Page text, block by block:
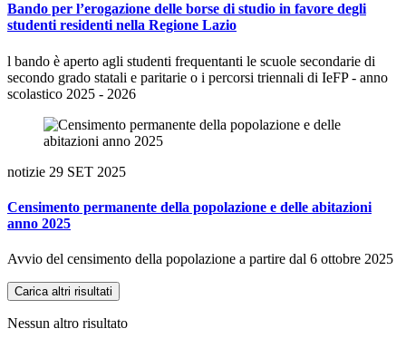
Bando per l’erogazione delle borse di studio in favore degli
studenti residenti nella Regione Lazio
l bando è aperto agli studenti frequentanti le scuole secondarie di
secondo grado statali e paritarie o i percorsi triennali di IeFP - anno
scolastico 2025 - 2026
notizie 29 SET 2025
Censimento permanente della popolazione e delle abitazioni
anno 2025
Avvio del censimento della popolazione a partire dal 6 ottobre 2025
Carica altri risultati
Nessun altro risultato